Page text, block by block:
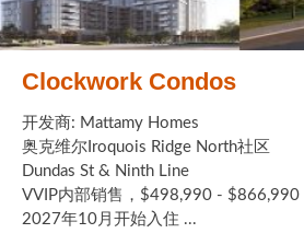
Clockwork Condos
开发商: Mattamy Homes
奥克维尔Iroquois Ridge North社区
Dundas St & Ninth Line
VVIP内部销售，$498,990 - $866,990
2027年10月开始入住 ...